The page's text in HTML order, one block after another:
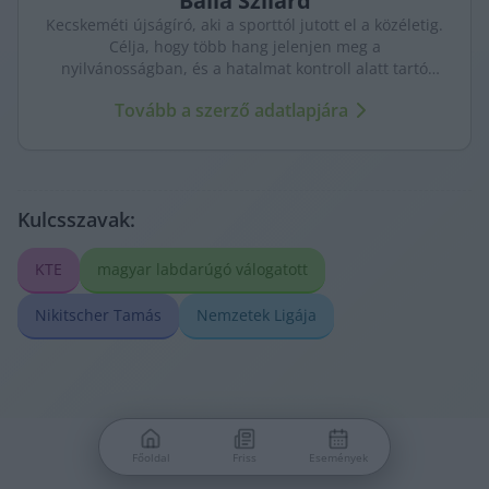
Kecskeméti újságíró, aki a sporttól jutott el a közéletig.
Célja, hogy több hang jelenjen meg a
nyilvánosságban, és a hatalmat kontroll alatt tartó
kritikus szemmel követi.
Tovább a szerző adatlapjára
Kulcsszavak:
KTE magyar labdarúgó válogatott
Nikitscher Tamás Nemzetek Ligája
Főoldal Friss Események